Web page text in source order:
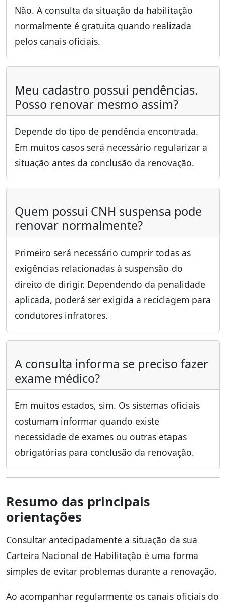
Não. A consulta da situação da habilitação
normalmente é gratuita quando realizada
pelos canais oficiais.
Meu cadastro possui pendências.
Posso renovar mesmo assim?
Depende do tipo de pendência encontrada.
Em muitos casos será necessário regularizar a
situação antes da conclusão da renovação.
Quem possui CNH suspensa pode
renovar normalmente?
Primeiro será necessário cumprir todas as
exigências relacionadas à suspensão do
direito de dirigir. Dependendo da penalidade
aplicada, poderá ser exigida a reciclagem para
condutores infratores.
A consulta informa se preciso fazer
exame médico?
Em muitos estados, sim. Os sistemas oficiais
costumam informar quando existe
necessidade de exames ou outras etapas
obrigatórias para conclusão da renovação.
Resumo das principais
orientações
Consultar antecipadamente a situação da sua
Carteira Nacional de Habilitação é uma forma
simples de evitar problemas durante a renovação.
Ao acompanhar regularmente os canais oficiais do